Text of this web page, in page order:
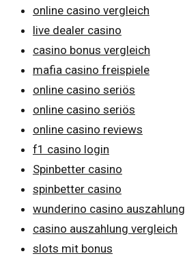
online casino vergleich
live dealer casino
casino bonus vergleich
mafia casino freispiele
online casino seriös
online casino seriös
online casino reviews
f1 casino login
Spinbetter casino
spinbetter casino
wunderino casino auszahlung
casino auszahlung vergleich
slots mit bonus